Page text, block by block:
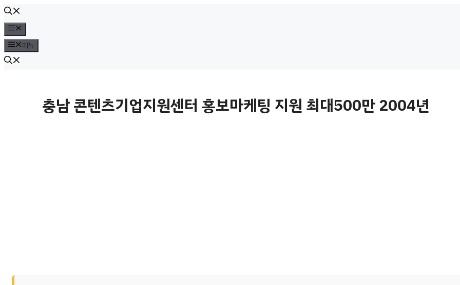
컨
텐
츠
로
뉴
메뉴
충남 콘텐츠기업지원센터 홍보마케팅 지원 최대500만 2004년